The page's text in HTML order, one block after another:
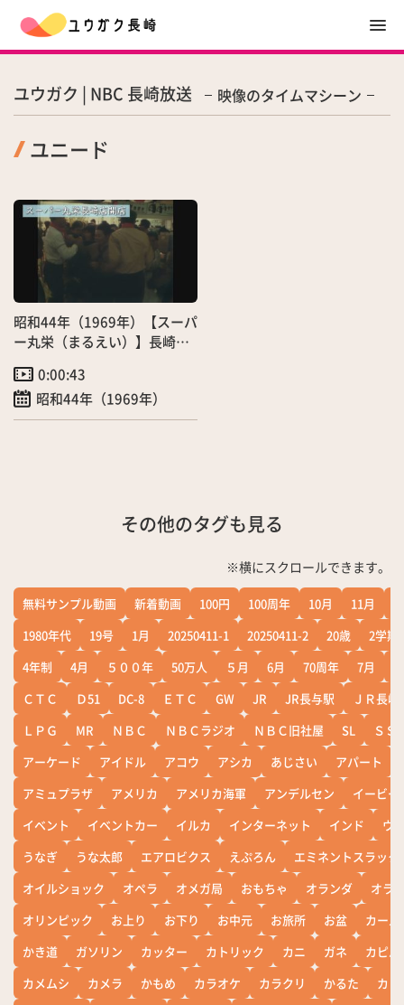
ユウガク | NBC 長崎放送 映像のタイムマシーン
ユニード
昭和44年（1969年）【スーパ
ー丸栄（まるえい）】長崎店
化！～（11/13）
0:00:43
昭和44年（1969年）
その他のタグも見る
※横にスクロールできます。
無料サンプル動画 新着動画 100円 100周年 10月 11月
1980年代
19号 1月 20250411-1 20250411-2 20歳
2学期
4年制
4月 ５００年 50万人 ５月 6月 70周年 7月
ＣＴＣ
Ｄ51 DC-8 ＥＴＣ GW JR JR長与駅
ＪＲ長崎
ＬＰＧ
MR ＮＢＣ ＮＢＣラジオ ＮＢＣ旧社屋 SL
ＳＳ
アーケード
アイドル アコウ アシカ あじさい アパート
アミュプラザ
アメリカ アメリカ海軍 アンデルセン
イービー
イベント
イベントカー イルカ インターネット インド
ウ
うなぎ
うな太郎 エアロビクス えぷろん
エミネントスラック
オイルショック
オペラ オメガ局 おもちゃ オランダ
オラ
オリンピック
お上り お下り お中元 お旅所 お盆
カー
かき道
ガソリン カッター カトリック カニ ガネ
カピバ
カメムシ
カメラ かもめ カラオケ カラクリ かるた
カレ